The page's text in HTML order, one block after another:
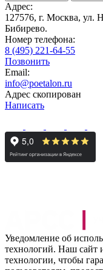
Адрес:
127576, г. Москва, ул.
Бибирево.
Номер телефона:
8 (495) 221-64-55
Позвонить
Email:
info@poetalon.ru
Адрес скопирован
Написать
Уведомление об
технологий. Наш сайт
технологии, чтобы